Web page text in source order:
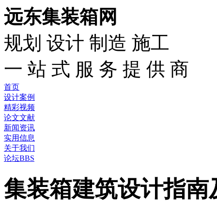
远东集装箱网
规划 设计 制造 施工
一 站 式 服 务 提 供 商
首页
设计案例
精彩视频
论文文献
新闻资讯
实用信息
关于我们
论坛BBS
集装箱建筑设计指南